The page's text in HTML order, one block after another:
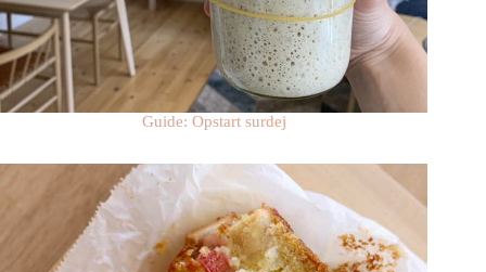
Guide: Opstart surdej